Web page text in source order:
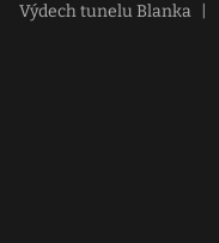
Výdech tunelu Blanka